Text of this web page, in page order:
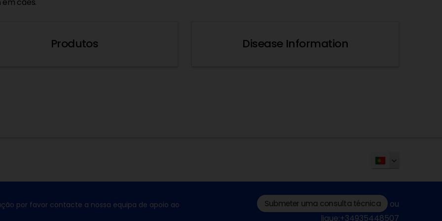
em cães.
Produtos Disease Information
por favor contacte a nossa equipa de apoio ao Submeter uma consulta técnica
ou
ligue:+34935448507